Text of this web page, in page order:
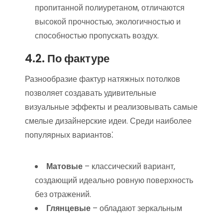
пропитанной полиуретаном‚ отличаются
высокой прочностью‚ экологичностью и
способностью пропускать воздух.
4.2. По фактуре
Разнообразие фактур натяжных потолков
позволяет создавать удивительные
визуальные эффекты и реализовывать самые
смелые дизайнерские идеи. Среди наиболее
популярных вариантов⁚
Матовые – классический вариант‚
создающий идеально ровную поверхность
без отражений.
Глянцевые – обладают зеркальным